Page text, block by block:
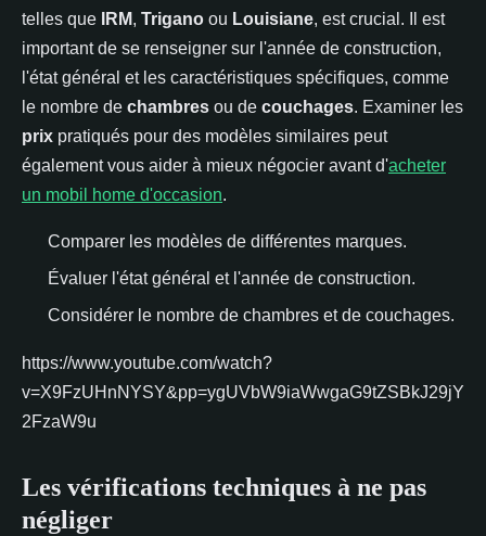
telles que
IRM, Trigano ou Louisiane, est crucial. Il est
important de se renseigner sur l'année de construction,
l'état général et les caractéristiques spécifiques, comme
le nombre de chambres ou de couchages. Examiner les
prix pratiqués pour des modèles similaires peut
également vous aider à mieux négocier avant d'acheter
un mobil home d'occasion.
Comparer les modèles de différentes marques.
Évaluer l'état général et l'année de construction.
Considérer le nombre de chambres et de couchages.
https://www.youtube.com/watch?
v=X9FzUHnNYSY&pp=ygUVbW9iaWwgaG9tZSBkJ29jY
2FzaW9u
Les vérifications techniques à ne pas
négliger